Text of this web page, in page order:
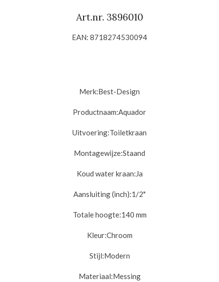
Art.nr. 3896010
EAN: 8718274530094
Merk:Best-Design
Productnaam:Aquador
Uitvoering:Toiletkraan
Montagewijze:Staand
Koud water kraan:Ja
Aansluiting (inch):1/2"
Totale hoogte:140 mm
Kleur:Chroom
Stijl:Modern
Materiaal:Messing